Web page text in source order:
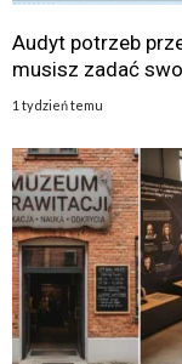
Audyt potrzeb
musisz zadać
1 tydzień temu